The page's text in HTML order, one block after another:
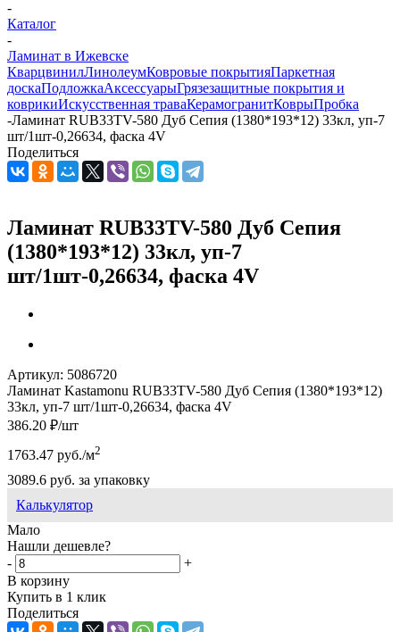
-
Каталог
-
Ламинат в Ижевске
КварцвинилЛинолеумКовровые покрытияПаркетная
доскаПодложкаАксессуарыГрязезащитные покрытия и
коврикиИскусственная траваКерамогранитКоврыПробка
-Ламинат RUB33ТV-580 Дуб Сепия (1380*193*12) 33кл, уп-7
шт/1шт-0,26634, фаска 4V
Поделиться
Ламинат RUB33ТV-580 Дуб Сепия
(1380*193*12) 33кл, уп-7
шт/1шт-0,26634, фаска 4V
Артикул: 5086720
Ламинат Kastamonu RUB33ТV-580 Дуб Сепия (1380*193*12)
33кл, уп-7 шт/1шт-0,26634, фаска 4V
386.20 ₽/шт
1763.47 руб./м2
3089.6 руб. за упаковку
Калькулятор
Мало
Нашли дешевле?
-
+
В корзину
Купить в 1 клик
Поделиться